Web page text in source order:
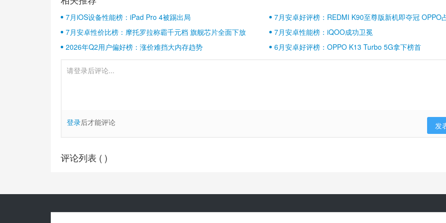
7月iOS设备性能榜：iPad Pro 4被踢出局
7月安卓好评榜：REDMI K90至尊版新机即夺冠 OPPO
壁江山
7月安卓性价比榜：摩托罗拉称霸千元档 旗舰芯片全面下放
7月安卓性能榜：iQOO成功卫冕
2026年Q2用户偏好榜：涨价难挡大内存趋势
6月安卓好评榜：OPPO K13 Turbo 5G拿下榜首
登录后才能评论 发
评论列表 ( )